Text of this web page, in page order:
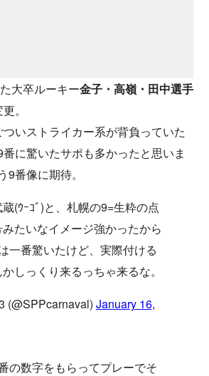
大卒ルーキー金子・高嶺・田中選手
。
いストライカー系が背負っていた
に驚いたサポも多かったと思いま
番像に期待。
(ｳｰｺﾞ)と、札幌の9=生粋の点
たいなイメージ強かったから
一番驚いたけど、実際付ける
しっくり来るっちゃ来るな。
(@SPPcarnaval) January 16,
の数字をもらってプレーでそ